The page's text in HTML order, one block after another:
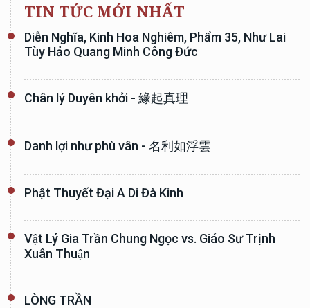
TIN TỨC MỚI NHẤT
Diễn Nghĩa, Kinh Hoa Nghiêm, Phẩm 35, Như Lai
Tùy Hảo Quang Minh Công Đức
Chân lý Duyên khởi - 緣起真理
Danh lợi như phù vân - 名利如浮雲
Phật Thuyết Đại A Di Đà Kinh
Vật Lý Gia Trần Chung Ngọc vs. Giáo Sư Trịnh
Xuân Thuận
LÒNG TRẦN